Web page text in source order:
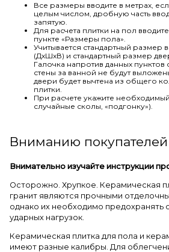
Все размеры вводите в метрах,
целым числом, дробную часть
запятую.
Для расчета плитки на пол
пункте «Размеры пола».
Учитывается стандартный размер
(ДхШхВ) и стандартный размер
Галочка напротив данных пунктов
стены за ванной не будут
двери будет вычтена из общего
плитки.
При расчете укажите
случайные сколы, «подгонку»).
Вниманию покупателей
Внимательно изучайте инструкции
Осторожно. Хрупкое. Керамическая
гранит являются прочными
однако их необходимо предохранять
ударных нагрузок.
Керамическая плитка для пола и
имеют разные калибры. Для